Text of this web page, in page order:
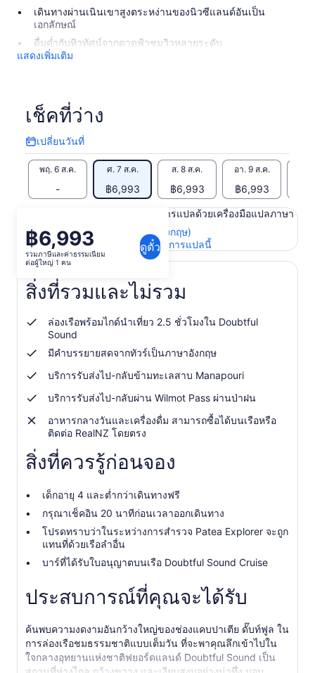
เดินทางผ่านเนินเขาสูงตระหง่านของนิวซีแลนด์อันเป็น
เอกลักษณ์
ดื่มด่ำกับทิวทัศน์จากดาดฟ้าชมวิวหลายระดับ
แสดงเพิ่มเติม
เช็คที่ว่าง
เปลี่ยนวันที่
เปลี่ยน
วัน
พฤ. 6 ส.ค.
-
ศ. 7 ส.ค.
฿6,993
ส. 8 ส.ค.
฿6,993
อา. 9 ส.ค.
฿6,993
ราคา
อยู่
฿6,993
ต่อ
ผู้ใหญ่
คน
฿6,993
รวมภาษีและค่าธรรมเนียม
ต่อผู้ใหญ่ 1 คน
ดูตั๋ว
เนื้อหาในหน้านี้อาจได้รับการแปลด้วยเครื่องมือแปลภาษา
ดูข้อความต้นฉบับ (ภาษาอังกฤษ)
ให้คะแนนและความคิดเห็นการแปลนี้
สิ่งที่รวมและไม่รวม
ล่องเรือพร้อมไกด์นำเที่ยว 2.5 ชั่วโมงใน Doubtful
Sound
มีคำบรรยายสดจากทัวร์เป็นภาษาอังกฤษ
บริการรับส่งไป-กลับข้ามทะเลสาบ Manapouri
บริการรับส่งไป-กลับผ่าน Wilmot Pass ผ่านป่าฝน
อาหารกลางวันและเครื่องดื่ม สามารถซื้อได้บนเรือหรือ
ติดต่อ RealNZ โดยตรง
สิ่งที่ควรรู้ก่อนจอง
เด็กอายุ 4 และต่ำกว่าเดินทางฟรี
กรุณาเช็คอิน 20 นาทีก่อนเวลาออกเดินทาง
โปรดทราบว่าในระหว่างการสำรวจ Patea Explorer จะถูก
แทนที่ด้วยเรือลำอื่น
บาร์ที่ได้รับใบอนุญาตบนเรือ Doubtful Sound Cruise
ประสบการณ์ที่คุณจะได้รับ
ค้นพบความงดงามอันกว้างใหญ่ของช่องแคบปาเตีย ดั๊บท์ฟูล ใน
การล่องเรือชมธรรมชาติแบบเต็มวัน ที่จะพาคุณลึกเข้าไปใน
ใจกลางอุทยานแห่งชาติฟยอร์ดแลนด์ Doubtful Sound เป็น